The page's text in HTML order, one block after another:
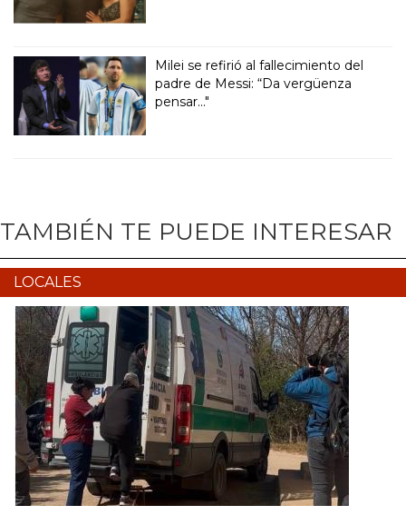
Milei se refirió al fallecimiento del
padre de Messi: “Da vergüenza
pensar..."
TAMBIÉN TE PUEDE INTERESAR
LOCALES